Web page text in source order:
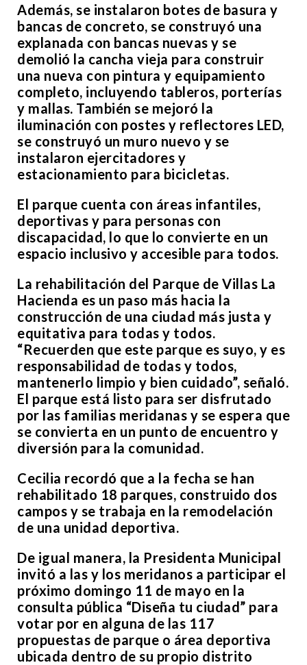
Además, se instalaron botes de basura y
bancas de concreto, se construyó una
explanada con bancas nuevas y se
demolió la cancha vieja para construir
una nueva con pintura y equipamiento
completo, incluyendo tableros, porterías
y mallas. También se mejoró la
iluminación con postes y reflectores LED,
se construyó un muro nuevo y se
instalaron ejercitadores y
estacionamiento para bicicletas.
El parque cuenta con áreas infantiles,
deportivas y para personas con
discapacidad, lo que lo convierte en un
espacio inclusivo y accesible para todos.
La rehabilitación del Parque de Villas La
Hacienda es un paso más hacia la
construcción de una ciudad más justa y
equitativa para todas y todos.
“Recuerden que este parque es suyo, y es
responsabilidad de todas y todos,
mantenerlo limpio y bien cuidado”, señaló.
El parque está listo para ser disfrutado
por las familias meridanas y se espera que
se convierta en un punto de encuentro y
diversión para la comunidad.
Cecilia recordó que a la fecha se han
rehabilitado 18 parques, construido dos
campos y se trabaja en la remodelación
de una unidad deportiva.
De igual manera, la Presidenta Municipal
invitó a las y los meridanos a participar el
próximo domingo 11 de mayo en la
consulta pública “Diseña tu ciudad” para
votar por en alguna de las 117
propuestas de parque o área deportiva
ubicada dentro de su propio distrito